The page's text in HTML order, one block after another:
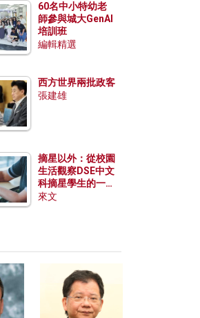
60名中小特幼老
師參與城大GenAI
培訓班
編輯精選
西方世界兩批政客
張建雄
摘星以外：從校園
生活觀察DSE中文
科摘星學生的一點
特質
來文